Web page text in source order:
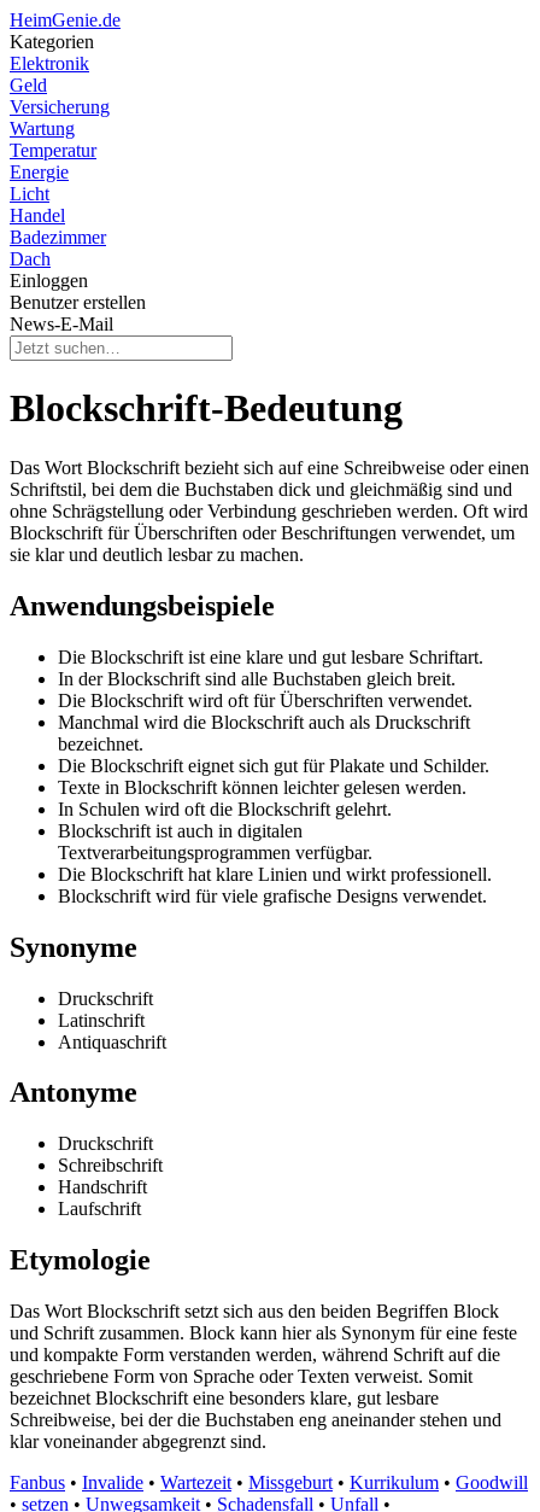
HeimGenie.de
Kategorien
Elektronik
Geld
Versicherung
Wartung
Temperatur
Energie
Licht
Handel
Badezimmer
Dach
Einloggen
Benutzer erstellen
News-E-Mail
Blockschrift-Bedeutung
Das Wort Blockschrift bezieht sich auf eine Schreibweise oder einen
Schriftstil, bei dem die Buchstaben dick und gleichmäßig sind und
ohne Schrägstellung oder Verbindung geschrieben werden. Oft wird
Blockschrift für Überschriften oder Beschriftungen verwendet, um
sie klar und deutlich lesbar zu machen.
Anwendungsbeispiele
Die Blockschrift ist eine klare und gut lesbare Schriftart.
In der Blockschrift sind alle Buchstaben gleich breit.
Die Blockschrift wird oft für Überschriften verwendet.
Manchmal wird die Blockschrift auch als Druckschrift
bezeichnet.
Die Blockschrift eignet sich gut für Plakate und Schilder.
Texte in Blockschrift können leichter gelesen werden.
In Schulen wird oft die Blockschrift gelehrt.
Blockschrift ist auch in digitalen
Textverarbeitungsprogrammen verfügbar.
Die Blockschrift hat klare Linien und wirkt professionell.
Blockschrift wird für viele grafische Designs verwendet.
Synonyme
Druckschrift
Latinschrift
Antiquaschrift
Antonyme
Druckschrift
Schreibschrift
Handschrift
Laufschrift
Etymologie
Das Wort Blockschrift setzt sich aus den beiden Begriffen Block
und Schrift zusammen. Block kann hier als Synonym für eine feste
und kompakte Form verstanden werden, während Schrift auf die
geschriebene Form von Sprache oder Texten verweist. Somit
bezeichnet Blockschrift eine besonders klare, gut lesbare
Schreibweise, bei der die Buchstaben eng aneinander stehen und
klar voneinander abgegrenzt sind.
Fanbus • Invalide • Wartezeit • Missgeburt • Kurrikulum • Goodwill
• setzen • Unwegsamkeit • Schadensfall • Unfall •